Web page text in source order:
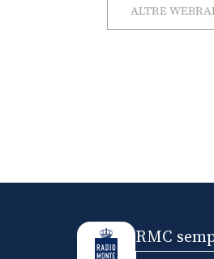
ALTRE
RMC